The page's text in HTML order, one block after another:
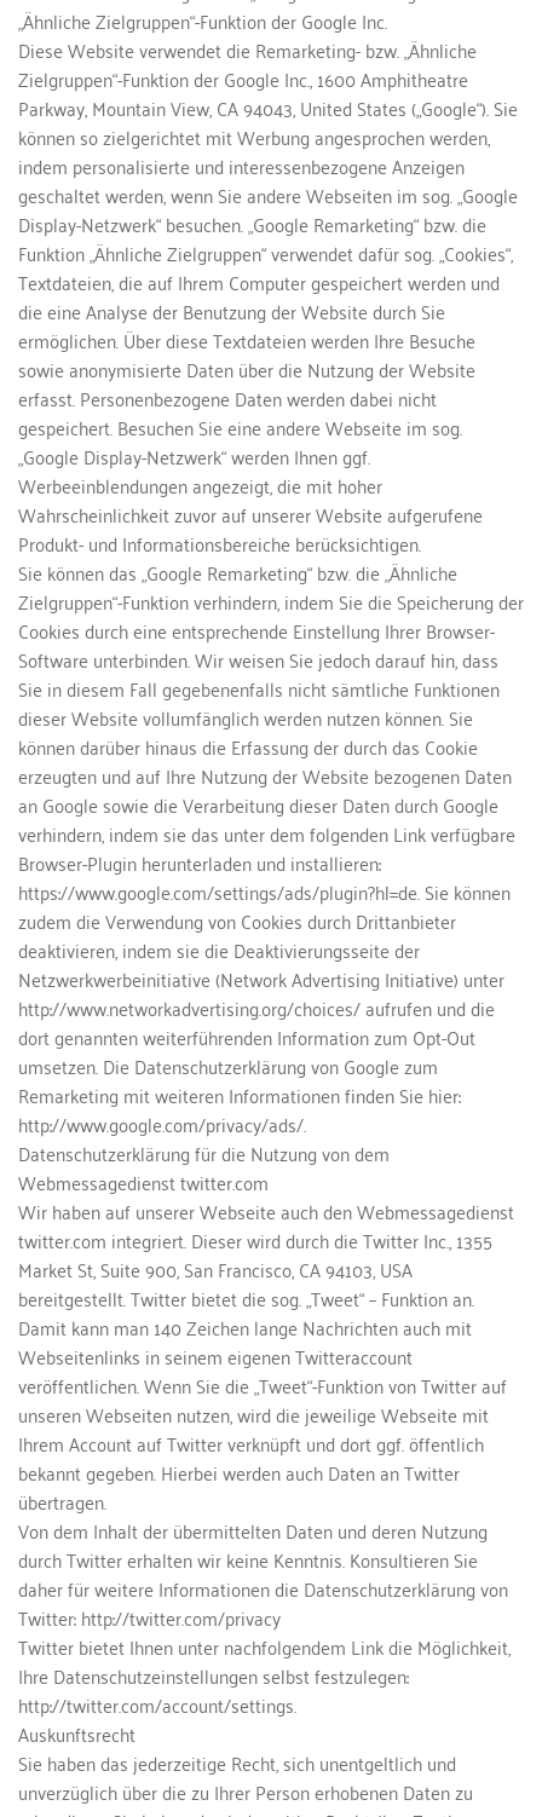
„Ähnliche Zielgruppen“-Funktion der Google Inc.
Diese Website verwendet die Remarketing- bzw. „Ähnliche
Zielgruppen“-Funktion der Google Inc., 1600 Amphitheatre
Parkway, Mountain View, CA 94043, United States („Google“). Sie
können so zielgerichtet mit Werbung angesprochen werden,
indem personalisierte und interessenbezogene Anzeigen
geschaltet werden, wenn Sie andere Webseiten im sog. „Google
Display-Netzwerk“ besuchen. „Google Remarketing“ bzw. die
Funktion „Ähnliche Zielgruppen“ verwendet dafür sog. „Cookies“,
Textdateien, die auf Ihrem Computer gespeichert werden und
die eine Analyse der Benutzung der Website durch Sie
ermöglichen. Über diese Textdateien werden Ihre Besuche
sowie anonymisierte Daten über die Nutzung der Website
erfasst. Personenbezogene Daten werden dabei nicht
gespeichert. Besuchen Sie eine andere Webseite im sog.
„Google Display-Netzwerk“ werden Ihnen ggf.
Werbeeinblendungen angezeigt, die mit hoher
Wahrscheinlichkeit zuvor auf unserer Website aufgerufene
Produkt- und Informationsbereiche berücksichtigen.
Sie können das „Google Remarketing“ bzw. die „Ähnliche
Zielgruppen“-Funktion verhindern, indem Sie die Speicherung der
Cookies durch eine entsprechende Einstellung Ihrer Browser-
Software unterbinden. Wir weisen Sie jedoch darauf hin, dass
Sie in diesem Fall gegebenenfalls nicht sämtliche Funktionen
dieser Website vollumfänglich werden nutzen können. Sie
können darüber hinaus die Erfassung der durch das Cookie
erzeugten und auf Ihre Nutzung der Website bezogenen Daten
an Google sowie die Verarbeitung dieser Daten durch Google
verhindern, indem sie das unter dem folgenden Link verfügbare
Browser-Plugin herunterladen und installieren:
https://www.google.com/settings/ads/plugin?hl=de. Sie können
zudem die Verwendung von Cookies durch Drittanbieter
deaktivieren, indem sie die Deaktivierungsseite der
Netzwerkwerbeinitiative (Network Advertising Initiative) unter
http://www.networkadvertising.org/choices/ aufrufen und die
dort genannten weiterführenden Information zum Opt-Out
umsetzen. Die Datenschutzerklärung von Google zum
Remarketing mit weiteren Informationen finden Sie hier:
http://www.google.com/privacy/ads/.
Datenschutzerklärung für die Nutzung von dem
Webmessagedienst twitter.com
Wir haben auf unserer Webseite auch den Webmessagedienst
twitter.com integriert. Dieser wird durch die Twitter Inc., 1355
Market St, Suite 900, San Francisco, CA 94103, USA
bereitgestellt. Twitter bietet die sog. „Tweet“ – Funktion an.
Damit kann man 140 Zeichen lange Nachrichten auch mit
Webseitenlinks in seinem eigenen Twitteraccount
veröffentlichen. Wenn Sie die „Tweet“-Funktion von Twitter auf
unseren Webseiten nutzen, wird die jeweilige Webseite mit
Ihrem Account auf Twitter verknüpft und dort ggf. öffentlich
bekannt gegeben. Hierbei werden auch Daten an Twitter
übertragen.
Von dem Inhalt der übermittelten Daten und deren Nutzung
durch Twitter erhalten wir keine Kenntnis. Konsultieren Sie
daher für weitere Informationen die Datenschutzerklärung von
Twitter: http://twitter.com/privacy
Twitter bietet Ihnen unter nachfolgendem Link die Möglichkeit,
Ihre Datenschutzeinstellungen selbst festzulegen:
http://twitter.com/account/settings.
Auskunftsrecht
Sie haben das jederzeitige Recht, sich unentgeltlich und
unverzüglich über die zu Ihrer Person erhobenen Daten zu